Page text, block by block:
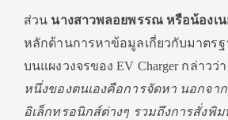
ส่วน นางสาวพลอยพรรณ หรือน้องเน
หลักด้านการหาข้อมูลเกี่ยวกับมาตรฐ
บนแผงวงจรของ EV Charger กล่าวว่า
หนึ่งของตนเองคือการจัดหา นอกจา
อิเล็กทรอนิกส์ต่างๆ รวมถึงการสั่งพิ